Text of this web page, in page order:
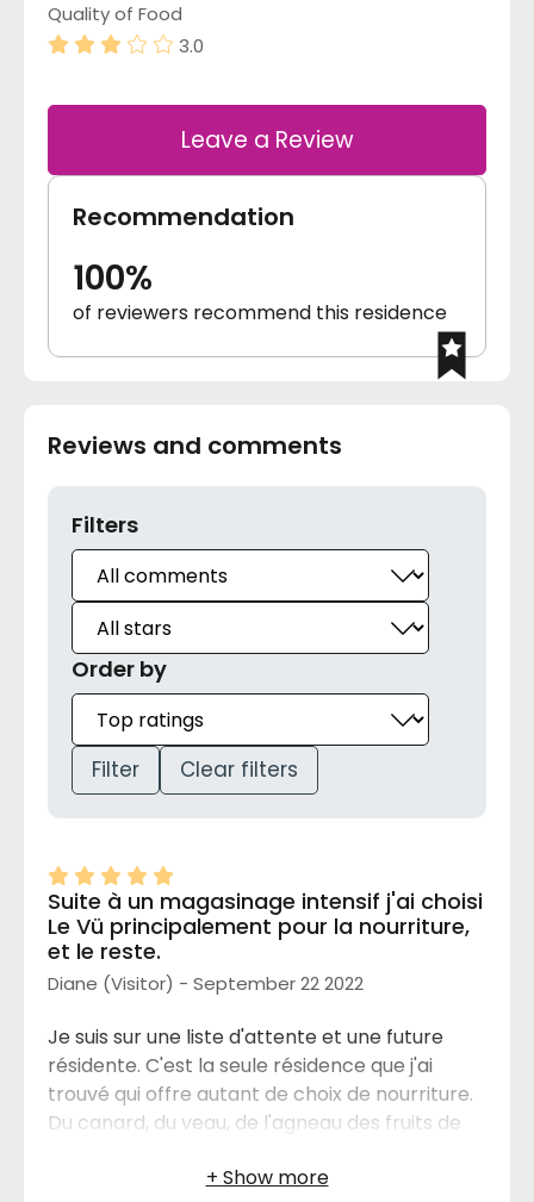
Quality of Food
3.0
Leave a Review
Recommendation
100%
of reviewers recommend this residence
Reviews and comments
Filters
Order by
Filter Clear filters
Suite à un magasinage intensif j'ai choisi
Le Vü principalement pour la nourriture,
et le reste.
Diane (Visitor) - September 22 2022
Je suis sur une liste d'attente et une future
résidente. C'est la seule résidence que j'ai
trouvé qui offre autant de choix de nourriture.
Du canard, du veau, de l'agneau des fruits de
résidences que j'ai vues offrent seulement des